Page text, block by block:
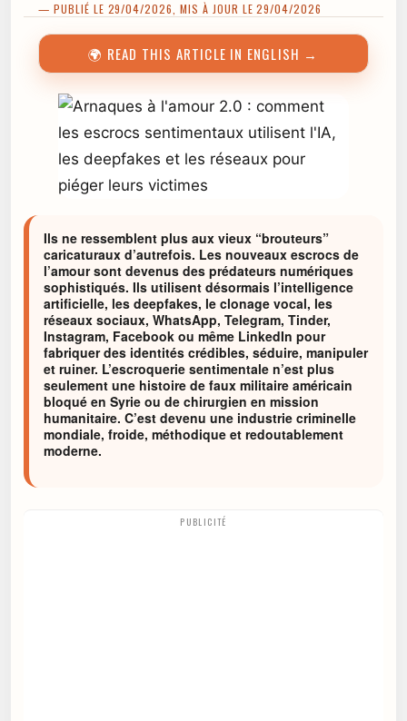
— PUBLIÉ LE 29/04/2026, MIS À JOUR LE 29/04/2026
🌍 READ THIS ARTICLE IN ENGLISH →
Ils ne ressemblent plus aux vieux “brouteurs”
caricaturaux d’autrefois. Les nouveaux escrocs de
l’amour sont devenus des prédateurs numériques
sophistiqués. Ils utilisent désormais l’intelligence
artificielle, les deepfakes, le clonage vocal, les
réseaux sociaux, WhatsApp, Telegram, Tinder,
Instagram, Facebook ou même LinkedIn pour
fabriquer des identités crédibles, séduire, manipuler
et ruiner. L’escroquerie sentimentale n’est plus
seulement une histoire de faux militaire américain
bloqué en Syrie ou de chirurgien en mission
humanitaire. C’est devenu une industrie criminelle
mondiale, froide, méthodique et redoutablement
moderne.
PUBLICITÉ